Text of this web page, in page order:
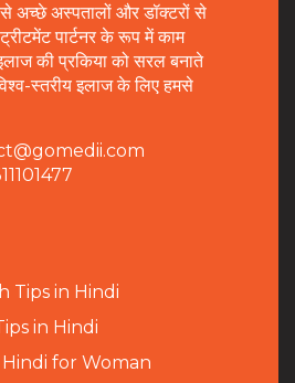
अच्छे अस्पतालों और डॉक्टरों से
पार्टनर के रूप में काम
की प्रकिया को सरल बनाते
स्तरीय इलाज के लिए हमसे
Tips in Hindi
in Hindi
for Woman